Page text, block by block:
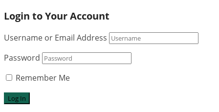
Login to Your Account
Username or Email Address
Password
Remember Me